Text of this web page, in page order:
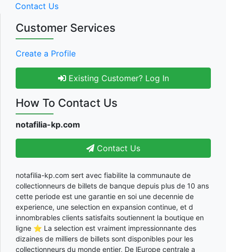
Contact Us
Customer Services
Create a Profile
Existing Customer? Log In
How To Contact Us
notafilia-kp.com
Contact Us
notafilia-kp.com sert avec fiabilite la communaute de
collectionneurs de billets de banque depuis plus de 10 ans
cette periode est une garantie en soi une decennie de
experience, une selection en expansion continue, et d
innombrables clients satisfaits soutiennent la boutique en
ligne ⭐ La selection est vraiment impressionnante des
dizaines de milliers de billets sont disponibles pour les
collectionneurs du monde entier, De lEurope centrale a